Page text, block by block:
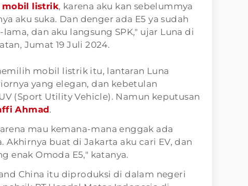
mobil listrik, karena aku kan sebelummya
aku suka. Dan denger ada E5 ya sudah
dan aku langsung SPK," ujar Luna di
Jumat 19 Juli 2024.
mobil listrik itu, lantaran Luna
yang elegan, dan kebetulan
(Sport Utility Vehicle). Namun keputusan
Ahmad.
mau kemana-mana enggak ada
Akhirnya buat di Jakarta aku cari EV, dan
enak Omoda E5," katanya.
China itu diproduksi di dalam negeri